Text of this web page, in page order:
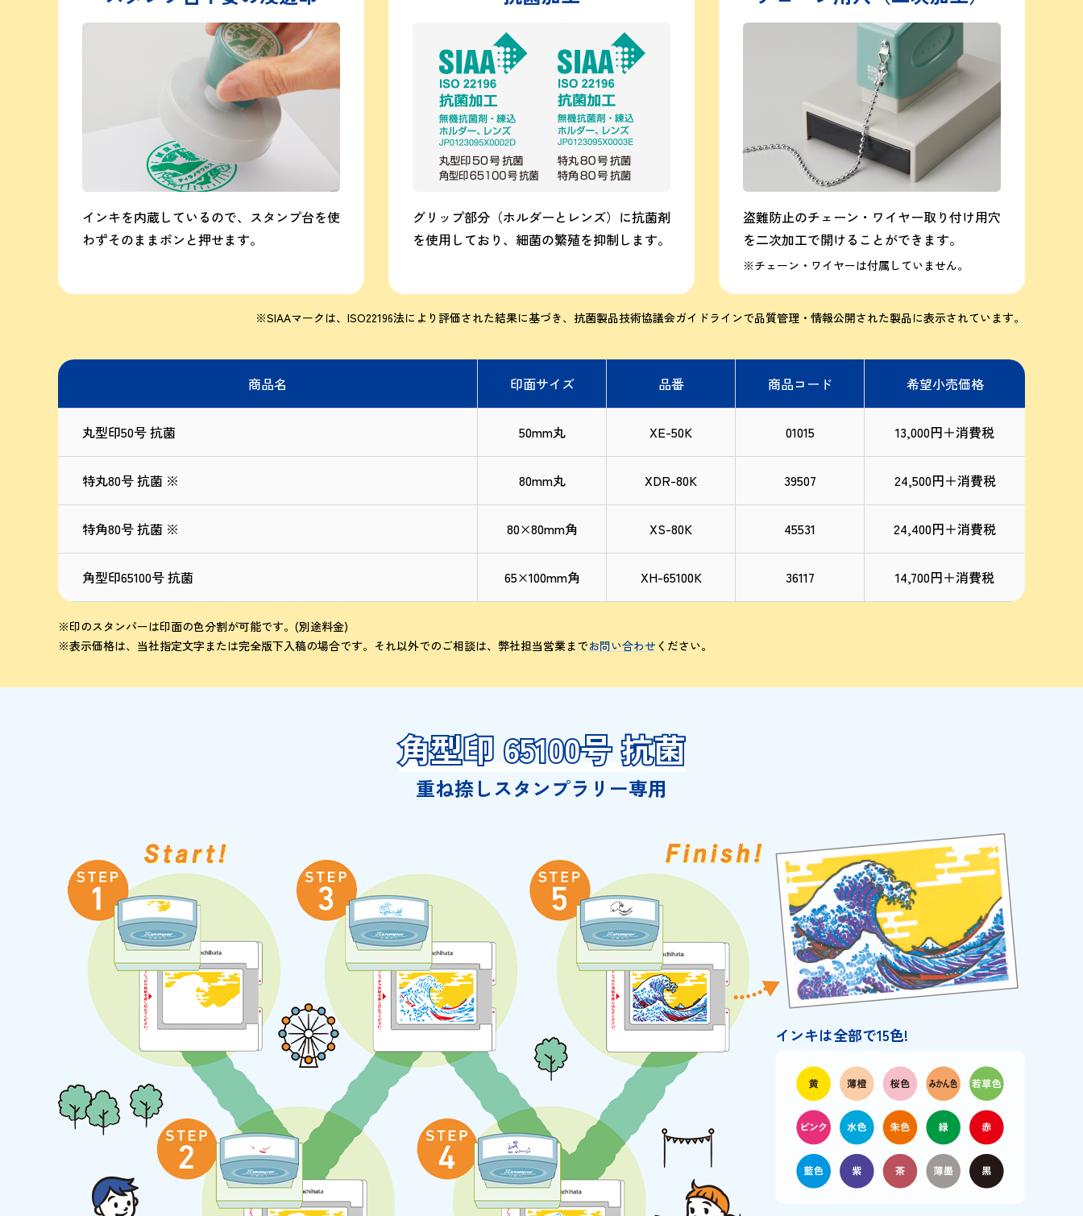
インキを内蔵しているので、スタンプ台を使
わずそのままポンと押せます。
グリップ部分（ホルダーとレンズ）に抗菌剤
を使用しており、細菌の繁殖を抑制します。
盗難防止のチェーン・ワイヤー取り付け用穴
を二次加工で開けることができます。
※チェーン・ワイヤーは付属していません。
※SIAAマークは、ISO22196法により評価された結果に基づき、抗菌製品技術協議会ガイドラインで品質管理・情報公開された製品に表示されています。
商品名 印面サイズ 品番 商品コード 希望小売価格
丸型印50号 抗菌 50mm丸 XE-50K 01015 13,000円＋消費税
特丸80号 抗菌 ※ 80mm丸 XDR-80K 39507 24,500円＋消費税
特角80号 抗菌 ※ 80×80mm角 XS-80K 45531 24,400円＋消費税
角型印65100号 抗菌 65×100mm角 XH-65100K 36117 14,700円＋消費税
※印のスタンパーは印面の色分割が可能です。(別途料金)
※表示価格は、当社指定文字または完全版下入稿の場合です。それ以外でのご相談は、弊社担当営業までお問い合わせ ください。
角型印 65100号 抗菌
角型印 65100号 抗菌
重ね捺しスタンプラリー専用
インキは全部で15色!